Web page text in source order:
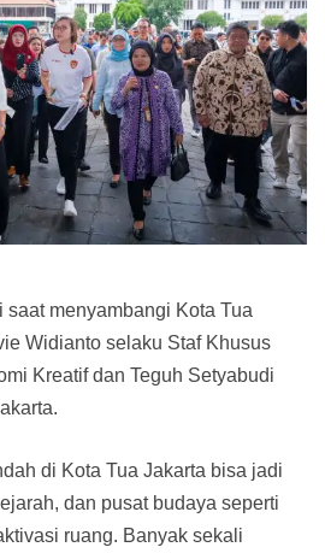
saat menyambangi Kota Tua
Widianto selaku Staf Khusus
Kreatif dan Teguh Setyabudi
di Kota Tua Jakarta bisa jadi
dan pusat budaya seperti
ruang. Banyak sekali